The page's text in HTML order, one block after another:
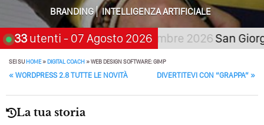
Quali Sono Gli Errori Della Comunicazione Politica? Il
Caso Delle Braccia Incrociate
Come Promuoversi Nel Wedding? Il Mio Intervento Per
L’Accademia Del Wedding
BRANDING
INTELLIGENZA ARTIFICIALE
33 utenti - 07 Agosto 2026
scegli: 21 novembre 2026San Giorgio
SEI SUHOME»DIGITAL COACH»WEB DESIGN SOFTWARE: GIMP
POST NAVIGATION
« WORDPRESS 2.8 TUTTE LE NOVITÀ DIVERTITEVI CON “GRAPPA” »
La tua storia